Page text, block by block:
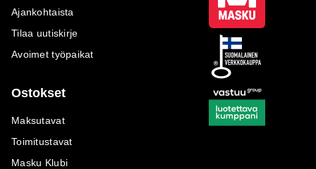
Ajankohtaista
Tilaa uutiskirje
Avoimet työpaikat
Ostokset
Maksutavat
Toimitustavat
Masku Klubi